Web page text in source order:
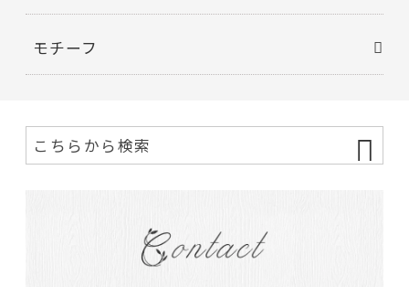
モチーフ